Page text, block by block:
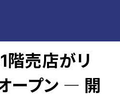
階売店がリ
ープン ― 開